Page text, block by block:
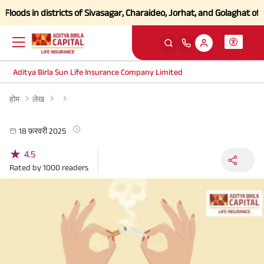
in districts of Sivasagar, Charaideo, Jorhat, and Golaghat of
Aditya Birla Sun Life Insurance Company Limited
होम लेख
18 फ़रवरी 2025
★ 4.5
Rated by1000 readers